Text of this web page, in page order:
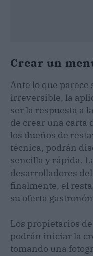
Crear un
Ante lo que
irreversible, la
ser la respuesta a
de crear una carta
los dueños de
técnica, podrán
sencilla y rápida.
desarrolladores
finalmente, el
su oferta
Los propietarios
podrán iniciar la
tomando una